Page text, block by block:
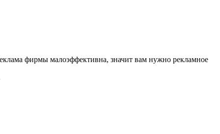
фирмы малоэффективна, значит вам нужно рекламное